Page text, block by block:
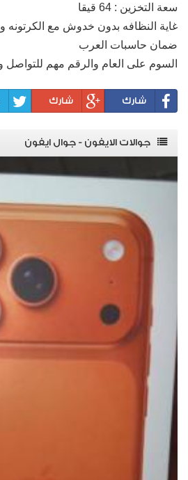
سعة التخزين : 64 قيقا
غاية النظافه بدون خدوش مع الكرتونه
ضمان حاسبات العرب
السوم على العام والرقم مهم للتواصل
شارك شارك
جوالات الايفون - جوال ايفون